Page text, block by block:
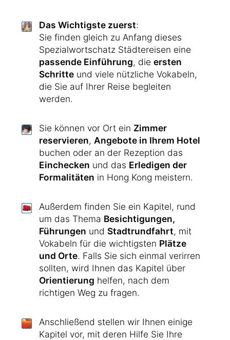
Das Wichtigste zuerst:
Sie finden gleich zu Anfang dieses
Spezialwortschatz Städtereisen eine
passende Einführung, die ersten
Schritte und viele nützliche Vokabeln,
die Sie auf Ihrer Reise begleiten
werden.
Sie können vor Ort ein Zimmer
reservieren, Angebote in Ihrem Hotel
buchen oder an der Rezeption das
Einchecken und das Erledigen der
Formalitäten in Hong Kong meistern.
Außerdem finden Sie ein Kapitel, rund
um das Thema Besichtigungen,
Führungen und Stadtrundfahrt, mit
Vokabeln für die wichtigsten Plätze
und Orte. Falls Sie sich einmal verirren
sollten, wird Ihnen das Kapitel über
Orientierung helfen, nach dem
richtigen Weg zu fragen.
Anschließend stellen wir Ihnen einige
Kapitel vor, mit deren Hilfe Sie Ihre